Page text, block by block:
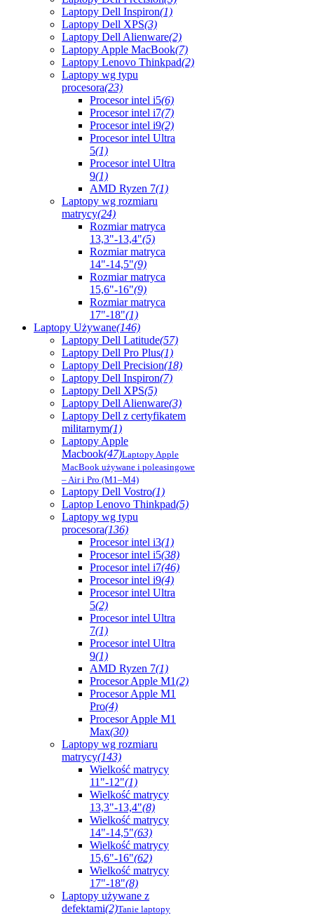
Laptopy Dell Inspiron(1)
Laptopy Dell XPS(3)
Laptopy Dell Alienware(2)
Laptopy Apple MacBook(7)
Laptopy Lenovo Thinkpad(2)
Laptopy wg typu
procesora(23)
Procesor intel i5(6)
Procesor intel i7(7)
Procesor intel i9(2)
Procesor intel Ultra
5(1)
Procesor intel Ultra
9(1)
AMD Ryzen 7(1)
Laptopy wg rozmiaru
matrycy(24)
Rozmiar matryca
13,3"-13,4"(5)
Rozmiar matryca
14"-14,5"(9)
Rozmiar matryca
15,6"-16"(9)
Rozmiar matryca
17"-18"(1)
Laptopy Używane(146)
Laptopy Dell Latitude(57)
Laptopy Dell Pro Plus(1)
Laptopy Dell Precision(18)
Laptopy Dell Inspiron(7)
Laptopy Dell XPS(5)
Laptopy Dell Alienware(3)
Laptopy Dell z certyfikatem
militarnym(1)
Laptopy Apple
Macbook(47)Laptopy Apple
MacBook używane i poleasingowe
– Air i Pro (M1–M4)
Laptopy Dell Vostro(1)
Laptop Lenovo Thinkpad(5)
Laptopy wg typu
procesora(136)
Procesor intel i3(1)
Procesor intel i5(38)
Procesor intel i7(46)
Procesor intel i9(4)
Procesor intel Ultra
5(2)
Procesor intel Ultra
7(1)
Procesor intel Ultra
9(1)
AMD Ryzen 7(1)
Procesor Apple M1(2)
Procesor Apple M1
Pro(4)
Procesor Apple M1
Max(30)
Laptopy wg rozmiaru
matrycy(143)
Wielkość matrycy
11"-12"(1)
Wielkość matrycy
13,3"-13,4"(8)
Wielkość matrycy
14"-14,5"(63)
Wielkość matrycy
15,6"-16"(62)
Wielkość matrycy
17"-18"(8)
Laptopy używane z
defektami(2)Tanie laptopy